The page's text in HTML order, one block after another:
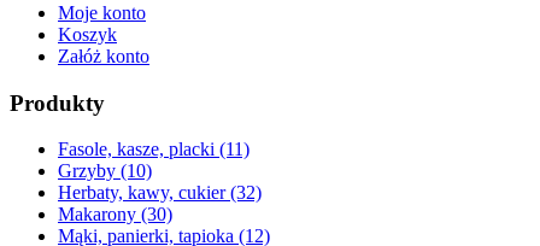
Moje konto
Koszyk
Załóż konto
Produkty
Fasole, kasze, placki (11)
Grzyby (10)
Herbaty, kawy, cukier(32)
Makarony (30)
Mąki, panierki, tapioka (12)